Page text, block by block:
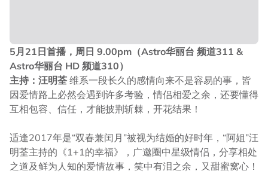
5月21日首播，周日 9.00pm（Astro华丽台 频道311 &
Astro华丽台 HD 频道310）
主持：汪明荃 维系一段长久的感情向来不是容易的事，皆
因爱情路上必然会遇到许多考验，情侣相爱之余，还要懂得
互相包容、信任，才能披荆斩棘，开花结果！
适逢2017年是“双春兼闰月”被视为结婚的好时年，“阿姐”汪
明荃主持的《1+1的幸福》，广邀圈中星级情侣，分享相处
之道及鲜为人知的爱情故事，笑中有泪之余，又甜蜜窝心！